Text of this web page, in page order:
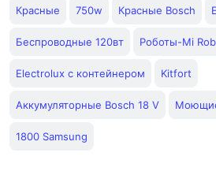
Красные 750w Красные Bosch
Беспроводные 120вт Роботы-Mi
Electrolux с контейнером Kitfort
Аккумуляторные Bosch 18 V
1800 Samsung